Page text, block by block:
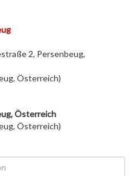
2, Persenbeug,
Österreich)
Österreich
Österreich)